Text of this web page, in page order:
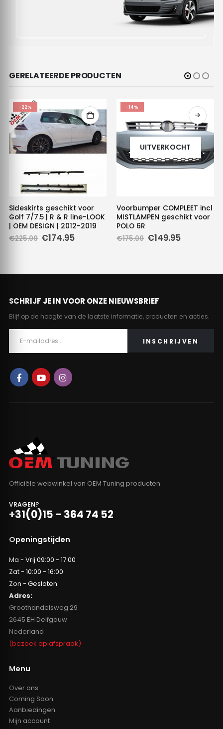
GERELATEERDE PRODUCTEN
-22%
Sideskirts geschikt voor
Golf 7/7.5 | R & R line-LOOK
| OEM DESIGN | 2012-2019
€225.00 Oorspronkelijke
€174.95Huidige
-14%
UITVERKOCHT
Voorbumper COMPLEET incl
MISTLAMPEN geschikt voor
POLO 6R
€175.00 Oorspronkelijke
€149.95Huidige
SCHRIJF JE IN VOOR ONZE NIEUWSBRIEF
Blijf op de hoogte van de laatste informatie, producten en acties.
Officiële webwinkel van OEM Tuning producten.
VRAGEN?
+31(0)15 – 364 74 52
Openingstijden
Ma - Vrij 09:00 - 17:00
Zat - 10:00 - 16:00
Zon - Gesloten
Adres:
Groothandelsweg 29
2645 EH Delfgauw
Nederland
(bezoek op afspraak)
Menu
Over ons
Coming Soon
Aanbiedingen
Mijn account